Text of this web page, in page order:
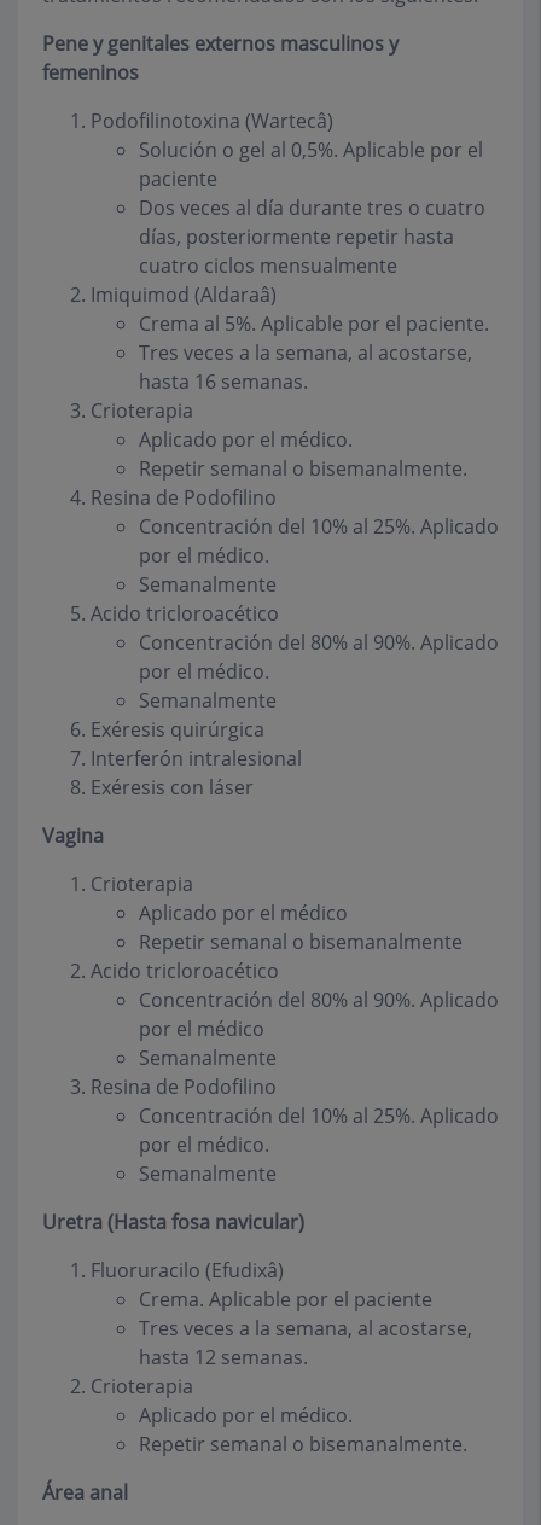
Pene y genitales externos masculinos y
femeninos
Podofilinotoxina (Wartecâ)
Solución o gel al 0,5%. Aplicable por el
paciente
Dos veces al día durante tres o cuatro
días, posteriormente repetir hasta
cuatro ciclos mensualmente
Imiquimod (Aldaraâ)
Crema al 5%. Aplicable por el paciente.
Tres veces a la semana, al acostarse,
hasta 16 semanas.
Crioterapia
Aplicado por el médico.
Repetir semanal o bisemanalmente.
Resina de Podofilino
Concentración del 10% al 25%. Aplicado
por el médico.
Semanalmente
Acido tricloroacético
Concentración del 80% al 90%. Aplicado
por el médico.
Semanalmente
Exéresis quirúrgica
Interferón intralesional
Exéresis con láser
Vagina
Crioterapia
Aplicado por el médico
Repetir semanal o bisemanalmente
Acido tricloroacético
Concentración del 80% al 90%. Aplicado
por el médico
Semanalmente
Resina de Podofilino
Concentración del 10% al 25%. Aplicado
por el médico.
Semanalmente
Uretra (Hasta fosa navicular)
Fluoruracilo (Efudixâ)
Crema. Aplicable por el paciente
Tres veces a la semana, al acostarse,
hasta 12 semanas.
Crioterapia
Aplicado por el médico.
Repetir semanal o bisemanalmente.
Área anal